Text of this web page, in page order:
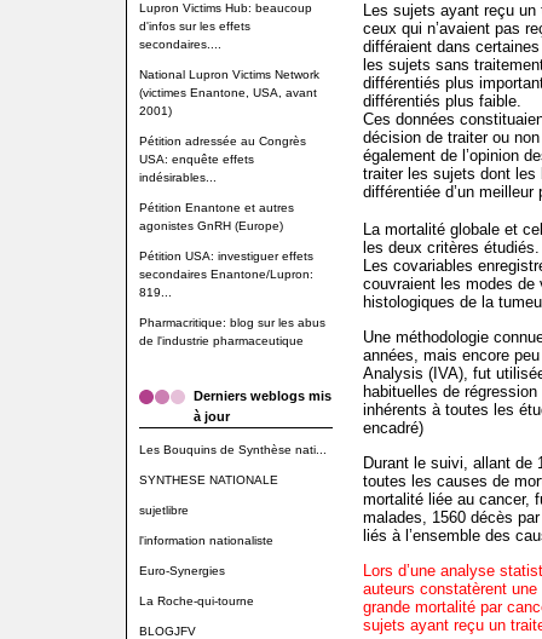
Lupron Victims Hub: beaucoup
d'infos sur les effets
secondaires....
National Lupron Victims Network
(victimes Enantone, USA, avant
2001)
Pétition adressée au Congrès
USA: enquête effets
indésirables...
Pétition Enantone et autres
agonistes GnRH (Europe)
Pétition USA: investiguer effets
secondaires Enantone/Lupron:
819...
Pharmacritique: blog sur les abus
de l'industrie pharmaceutique
Derniers weblogs mis
à jour
Les Bouquins de Synthèse nati...
SYNTHESE NATIONALE
sujetlibre
l'information nationaliste
Euro-Synergies
La Roche-qui-tourne
BLOGJFV
Les sujets ayant reçu
ceux qui n’avaient pas
différaient dans
les sujets sans
différentiés plus
différentiés plus faible.
Ces données
décision de traiter ou
également de l’opinion
traiter les sujets dont les
différentiée d’un meilleur
La mortalité globale et
les deux critères étudiés.
Les covariables
couvraient les modes de
histologiques de la
Une méthodologie
années, mais encore
Analysis (IVA), fut
habituelles de
inhérents à toutes les
encadré)
Durant le suivi, allant de
toutes les causes de
mortalité liée au cancer,
malades, 1560 décès
liés à l’ensemble des
Lors d’une analyse
auteurs constatèrent une
grande mortalité par
sujets ayant reçu un